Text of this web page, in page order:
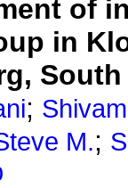
of
in
;
M.;